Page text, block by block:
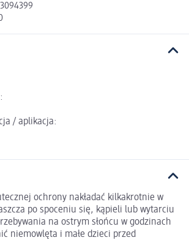
/ aplikacja:
ochrony nakładać kilkakrotnie w
po spoceniu się, kąpieli lub wytarciu
na ostrym słońcu w godzinach
niemowlęta i małe dzieci przed